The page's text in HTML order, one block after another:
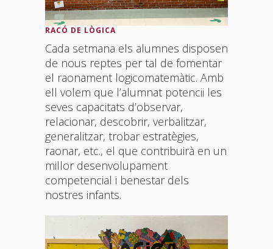
RACÓ DE LÒGICA
Cada setmana els alumnes disposen
de nous reptes per tal de fomentar
el raonament logicomatemàtic. Amb
ell volem que l’alumnat potencii les
seves capacitats d’observar,
relacionar, descobrir, verbalitzar,
generalitzar, trobar estratègies,
raonar, etc., el que contribuirà en un
millor desenvolupament
competencial i benestar dels
nostres infants.